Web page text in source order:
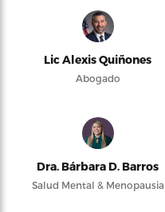
Lic Alexis Quiñones
Abogado
Dra. Bárbara D. Barros
Salud Mental & Menopausia